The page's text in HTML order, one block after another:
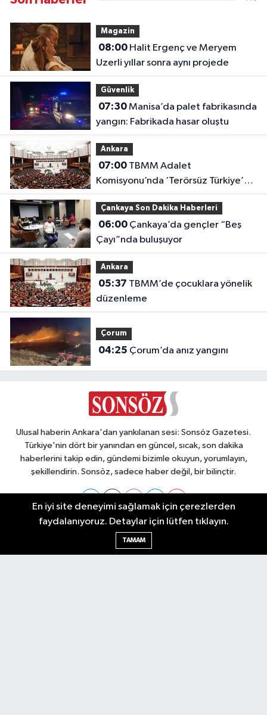
Magazin
08:00Halit Ergenç ve Meryem
Uzerli yıllar sonra aynı projede
Güvenlik
07:30Manisa’da palet fabrikasında
yangın: Fabrikada hasar oluştu
Ankara
07:00TBMM Adalet
Komisyonu’nda ‘Terörsüz Türkiye’
çerçeve yasası görüşülüyor
Çankaya Son Dakika Haberleri
06:00Çankaya’da gençler “Beş
Çayı”nda buluşuyor
Ankara
05:37
düzenleme
Çorum
04:25 Çorum’da anız yangını
Ulusal haberin Ankara'dan yankılanan sesi: Sonsöz Gazetesi.
Türkiye'nin dört bir yanından en güncel, sıcak, son dakika
haberlerini takip edin, gündemi bizimle okuyun, yorumlayın,
şekillendirin. Sonsöz, sadece haber değil, bir bilinçtir.
Ankara Nöbetçi Eczaneler
En iyi site deneyimi sağlamak için çerezlerden
faydalanıyoruz. Detaylar için lütfen tıklayın.
TAMAM